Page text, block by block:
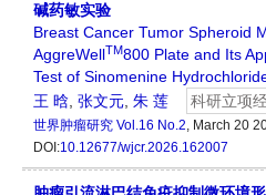
碱药敏实验
Breast Cancer Tumor Spheroid
AggreWellTM800 Plate and Its
Test of Sinomenine
王 晗 张文元 朱 莲 科研立项
世界肿瘤研究 Vol.16 No.2, March 20
DOI:10.12677/wjcr.2026.162007